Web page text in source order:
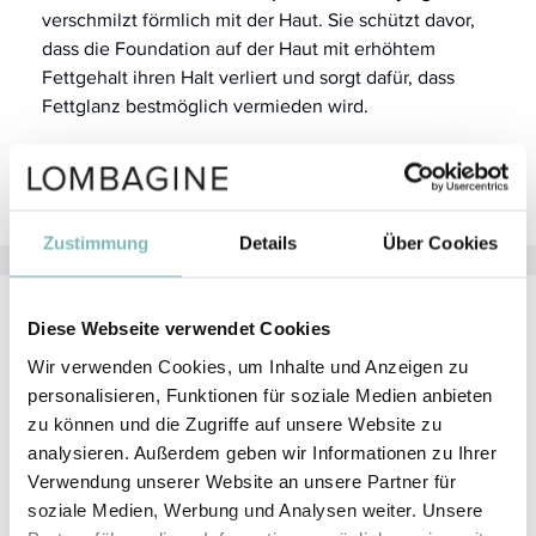
Zustimmung Details Über Cookies
Diese Webseite verwendet Cookies
Wir verwenden Cookies, um Inhalte und Anzeigen zu
personalisieren, Funktionen für soziale Medien anbieten
zu können und die Zugriffe auf unsere Website zu
analysieren. Außerdem geben wir Informationen zu Ihrer
Verwendung unserer Website an unsere Partner für
soziale Medien, Werbung und Analysen weiter. Unsere
verschmilzt förmlich mit der Haut. Sie schützt davor,
dass die Foundation auf der Haut mit erhöhtem
Fettgehalt ihren Halt verliert und sorgt dafür, dass
Fettglanz bestmöglich vermieden wird.
Männerhaut nach der Tagespflege geeignet.
Anwendung
Verteilen Sie die benötigte Menge des Primers wie
eine Gesichtscreme auf der Haut. Sparen Sie die
obere Augenpartie aus.
Achten Sie darauf, dass Sie die Textur gleichmäßig
verteilen und speziell im Bereich der Fältchen